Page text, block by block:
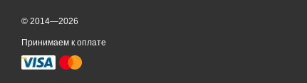
© 2014—2026
Принимаем к оплате